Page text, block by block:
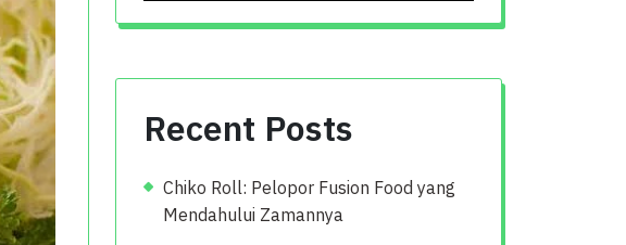
Recent Posts
Chiko Roll: Pelopor Fusion Food yang
Mendahului Zamannya